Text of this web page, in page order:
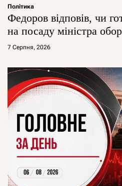
Політика
Федоров відповів, чи
на посаду міністра
7 Серпня, 2026